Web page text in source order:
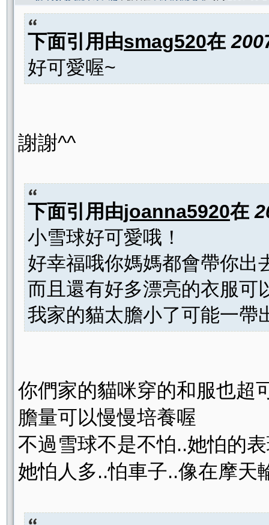
下面引用由smag520在
好可愛喔~
謝謝^^
下面引用由joanna5920在
小雪球好可愛哦！
好幸福哦你媽媽都會帶你出
而且還有好多漂亮的衣服可
我家的貓太膽小了可能一帶
你們家的貓咪穿的和服也超
膽量可以慢慢培養喔
不過雪球不是不怕..她怕的
她怕人多..怕車子..像在摩天